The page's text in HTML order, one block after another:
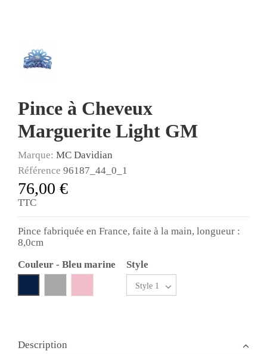
Pince à Cheveux
Marguerite Light GM
Marque: MC Davidian
Référence 96187_44_0_1
76,00 €
TTC
Pince fabriquée en France, faite à la main, longueur :
8,0cm
Couleur - Bleu marine
Style
Description